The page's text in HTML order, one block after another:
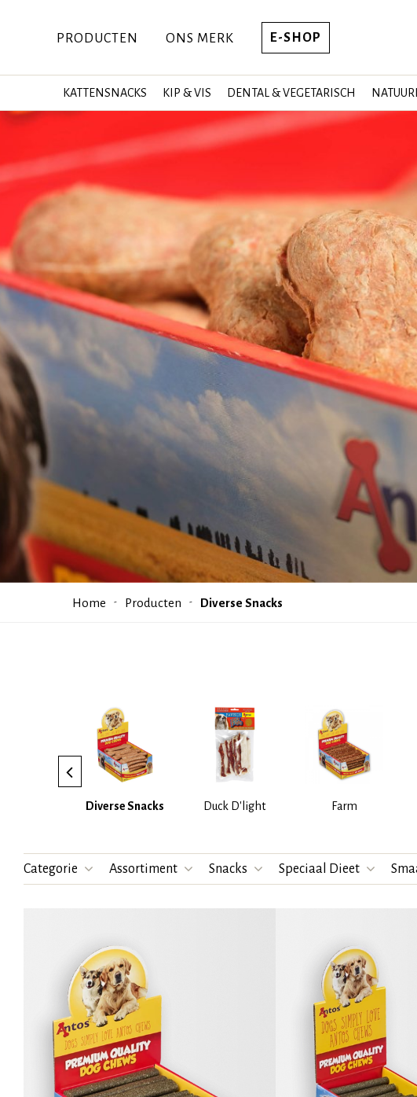
PRODUCTEN ONS MERK E-SHOP
KATTENSNACKS KIP & VIS DENTAL & VEGETARISCH
Home Producten Diverse Snacks
Diverse Snacks Duck D'light Farm
Categorie Assortiment Snacks Speciaal Dieet